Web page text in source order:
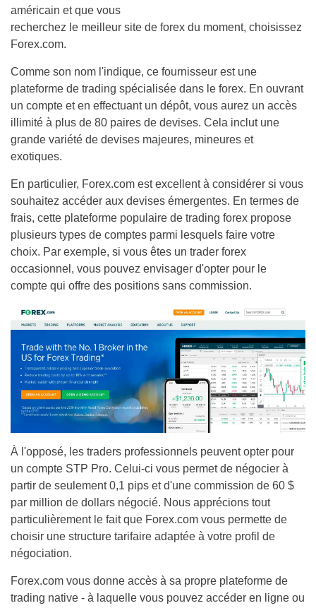
américain et que vous
recherchez le meilleur site de forex du moment, choisissez
Forex.com.
Comme son nom l'indique, ce fournisseur est une
plateforme de trading spécialisée dans le forex. En ouvrant
un compte et en effectuant un dépôt, vous aurez un accès
illimité à plus de 80 paires de devises. Cela inclut une
grande variété de devises majeures, mineures et
exotiques.
En particulier, Forex.com est excellent à considérer si vous
souhaitez accéder aux devises émergentes. En termes de
frais, cette plateforme populaire de trading forex propose
plusieurs types de comptes parmi lesquels faire votre
choix. Par exemple, si vous êtes un trader forex
occasionnel, vous pouvez envisager d'opter pour le
compte qui offre des positions sans commission.
À l'opposé, les traders professionnels peuvent opter pour
un compte STP Pro. Celui-ci vous permet de négocier à
partir de seulement 0,1 pips et d'une commission de 60 $
par million de dollars négocié. Nous apprécions tout
particulièrement le fait que Forex.com vous permette de
choisir une structure tarifaire adaptée à votre profil de
négociation.
Forex.com vous donne accès à sa propre plateforme de
trading native - à laquelle vous pouvez accéder en ligne ou